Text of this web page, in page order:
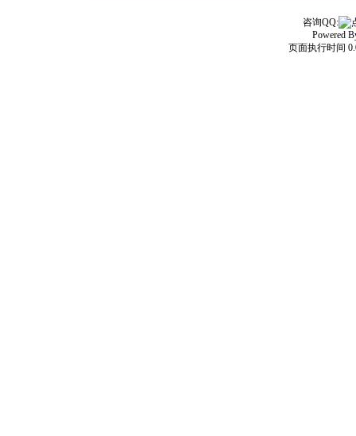
咨询QQ:
Powered
页面执行时间